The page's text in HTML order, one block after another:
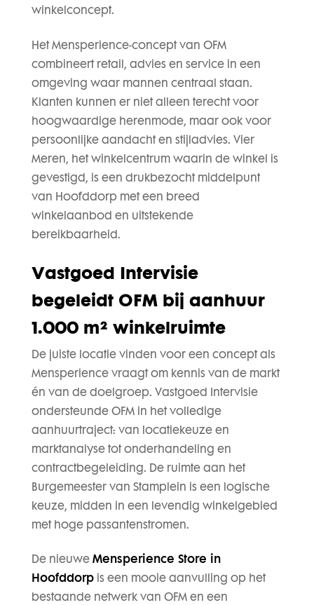
winkelconcept.
Het Mensperience-concept van OFM
combineert retail, advies en service in een
omgeving waar mannen centraal staan.
Klanten kunnen er niet alleen terecht voor
hoogwaardige herenmode, maar ook voor
persoonlijke aandacht en stijladvies. Vier
Meren, het winkelcentrum waarin de winkel is
gevestigd, is een drukbezocht middelpunt
van Hoofddorp met een breed
winkelaanbod en uitstekende
bereikbaarheid.
Vastgoed Intervisie
begeleidt OFM bij aanhuur
1.000 m² winkelruimte
De juiste locatie vinden voor een concept als
Mensperience vraagt om kennis van de markt
én van de doelgroep. Vastgoed Intervisie
ondersteunde OFM in het volledige
aanhuurtraject: van locatiekeuze en
marktanalyse tot onderhandeling en
contractbegeleiding. De ruimte aan het
Burgemeester van Stamplein is een logische
keuze, midden in een levendig winkelgebied
met hoge passantenstromen.
De nieuwe Mensperience Store in
Hoofddorpis een mooie aanvulling op het
bestaande netwerk van OFM en een